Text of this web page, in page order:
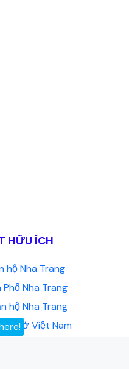
HỮU ÍCH
hộ Nha Trang
Phố Nha Trang
hộ Nha Trang
ở Việt Nam